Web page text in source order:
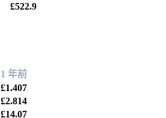
£522.9
1 年前
£1.407
£2.814
£14.07